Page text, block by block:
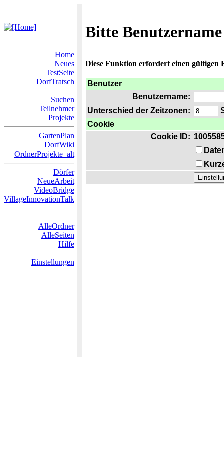
Bitte
Home
Neues
TestSeite
DorfTratsch
Suchen
Teilnehmer
Projekte
GartenPlan
DorfWiki
OrdnerProjekte_alt
Dörfer
NeueArbeit
VideoBridge
VillageInnovationTalk
AlleOrdner
AlleSeiten
Hilfe
Einstellungen
Diese Funktion erfordert einen gültigen
Benutzer
Benutzername:
Unterschied der Zeitzonen:
Cookie
Cookie ID: